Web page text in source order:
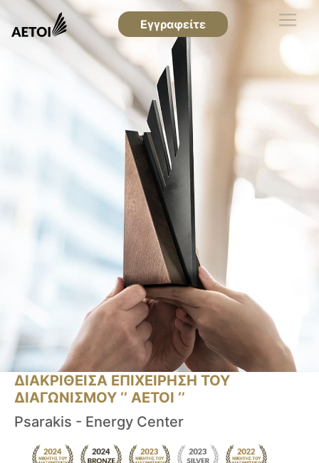
Εγγραφείτε
ΔΙΑΚΡΙΘΕΙΣΑ ΕΠΙΧΕΙΡΗΣΗ ΤΟΥ
ΔΙΑΓΩΝΙΣΜΟΥ ‘’ ΑΕΤΟΙ ‘’
Psarakis - Energy Center